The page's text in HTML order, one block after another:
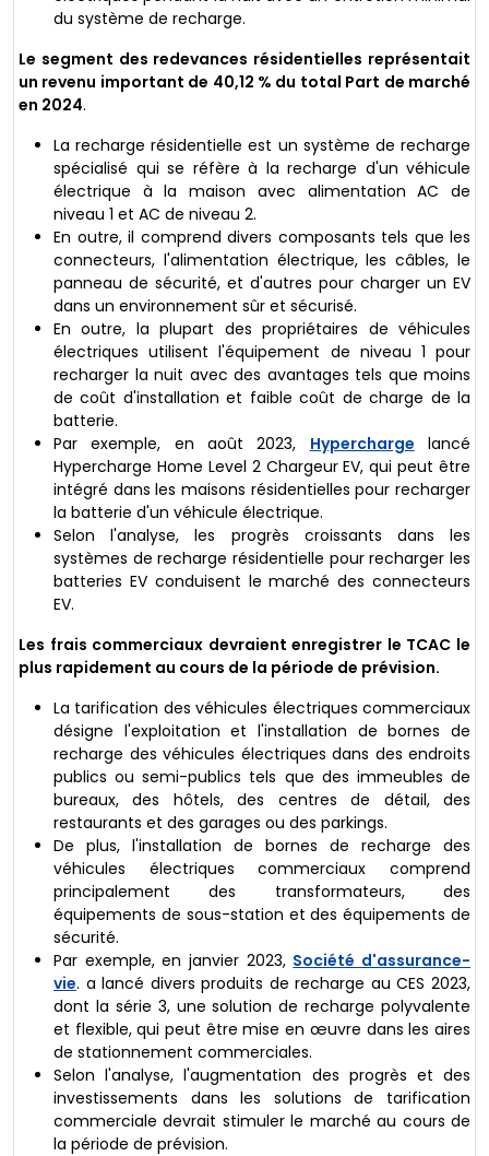
du système de recharge.
Le segment des redevances résidentielles représentait
un revenu important de 40,12 % du total Part de marché
en 2024.
La recharge résidentielle est un système de recharge
spécialisé qui se réfère à la recharge d'un véhicule
électrique à la maison avec alimentation AC de
niveau 1 et AC de niveau 2.
En outre, il comprend divers composants tels que les
connecteurs, l'alimentation électrique, les câbles, le
panneau de sécurité, et d'autres pour charger un EV
dans un environnement sûr et sécurisé.
En outre, la plupart des propriétaires de véhicules
électriques utilisent l'équipement de niveau 1 pour
recharger la nuit avec des avantages tels que moins
de coût d'installation et faible coût de charge de la
batterie.
Par exemple, en août 2023, Hypercharge lancé
Hypercharge Home Level 2 Chargeur EV, qui peut être
intégré dans les maisons résidentielles pour recharger
la batterie d'un véhicule électrique.
Selon l'analyse, les progrès croissants dans les
systèmes de recharge résidentielle pour recharger les
batteries EV conduisent le marché des connecteurs
EV.
Les frais commerciaux devraient enregistrer le TCAC le
plus rapidement au cours de la période de prévision.
La tarification des véhicules électriques commerciaux
désigne l'exploitation et l'installation de bornes de
recharge des véhicules électriques dans des endroits
publics ou semi-publics tels que des immeubles de
bureaux, des hôtels, des centres de détail, des
restaurants et des garages ou des parkings.
De plus, l'installation de bornes de recharge des
véhicules électriques commerciaux comprend
principalement des transformateurs, des
équipements de sous-station et des équipements de
sécurité.
Par exemple, en janvier 2023, Société d'assurance-
vie. a lancé divers produits de recharge au CES 2023,
dont la série 3, une solution de recharge polyvalente
et flexible, qui peut être mise en œuvre dans les aires
de stationnement commerciales.
Selon l'analyse, l'augmentation des progrès et des
investissements dans les solutions de tarification
commerciale devrait stimuler le marché au cours de
la période de prévision.